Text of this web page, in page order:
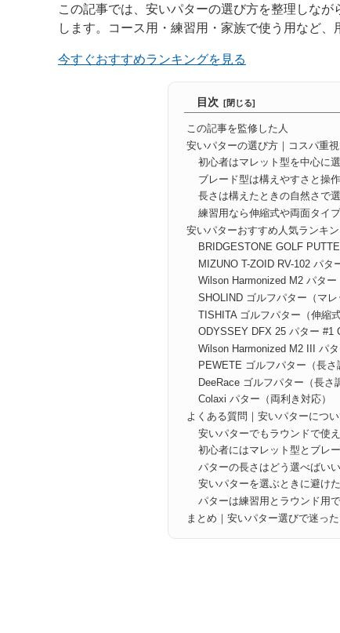
この記事では、安いパターの選び方を整理しな
します。コース用・練習用・家族で使う用など、
今すぐおすすめランキングを見る
目次
この記事を監修した人
安いパターの選び方｜コスパ重
初心者はマレット型を中心に
ブレード型は構えやすさと操
長さは構えたときの自然さで
練習用なら伸縮式や両面タイ
安いパターおすすめ人気ランキ
BRIDGESTONE GOLF
MIZUNO T-ZOID RV-102 パタ
Wilson Harmonized M2 パター
SHOLIND ゴルフパター（マレ
TISHITA ゴルフパター（伸縮
ODYSSEY DFX 25 パター #1
Wilson Harmonized M2 III パタ
PEWETE ゴルフパター（長さ
DeeRace ゴルフパター（長さ
Colaxi パター（両利き対応）
よくある質問｜安いパターにつ
安いパターでもラウンドで使
初心者にはマレット型とブレ
パターの長さはどう選べばい
安いパターを選ぶときに避け
パターは練習用とラウンド用
まとめ｜安いパター選びで迷った